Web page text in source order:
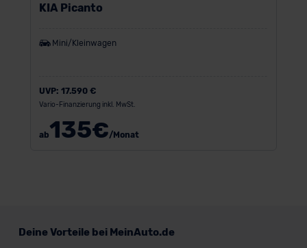
KIA Picanto
Mini/Kleinwagen
UVP: 17.590 €
Vario-Finanzierung inkl. MwSt.
ab135€/Monat
Deine Vorteile bei MeinAuto.de